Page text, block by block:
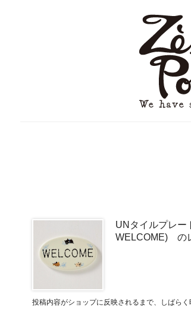
UNタイルプレー
WELCOME) の
投稿内容がショップに反映されるまで、しばらく